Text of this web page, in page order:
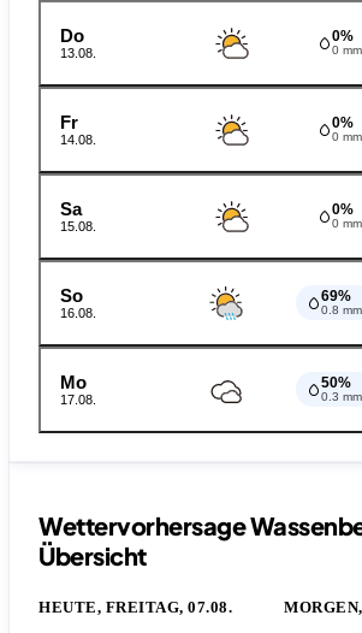
Do
13.08.
0%
0 mm
Fr
14.08.
0%
0 mm
Sa
15.08.
0%
0 mm
So
16.08.
69%
0.8 mm
Mo
17.08.
50%
0.3 mm
Wettervorhersage
Übersicht
HEUTE, FREITAG, 07.08.